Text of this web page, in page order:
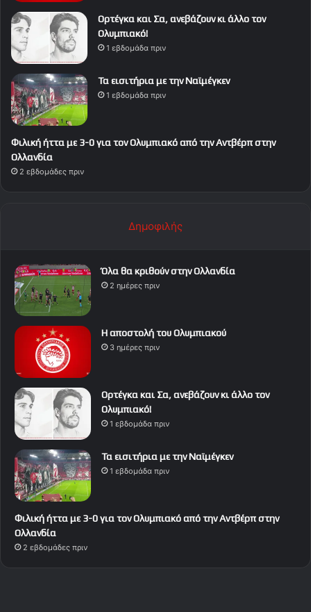
Ορτέγκα και Σα, ανεβάζουν κι άλλο τον
Ολυμπιακό!
1 εβδομάδα πριν
Τα εισιτήρια με την Ναϊμέγκεν
1 εβδομάδα πριν
Φιλική ήττα με 3-0 για τον Ολυμπιακό από την Αντβέρπ στην
Ολλανδία
2 εβδομάδες πριν
Δημοφιλής
Όλα θα κριθούν στην Ολλανδία
2 ημέρες πριν
Η αποστολή του Ολυμπιακού
3 ημέρες πριν
Ορτέγκα και Σα, ανεβάζουν κι άλλο τον
Ολυμπιακό!
1 εβδομάδα πριν
Τα εισιτήρια με την Ναϊμέγκεν
1 εβδομάδα πριν
Φιλική ήττα με 3-0 για τον Ολυμπιακό από την Αντβέρπ στην
Ολλανδία
2 εβδομάδες πριν